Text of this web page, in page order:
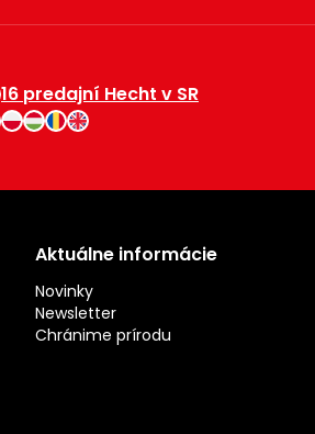
16 predajní Hecht v SR
Aktuálne informácie
Novinky
Newsletter
Chránime prírodu